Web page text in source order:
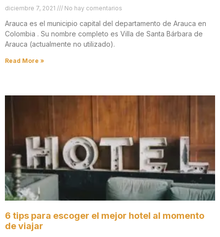
diciembre 7, 2021 No hay comentarios
Arauca es el municipio capital del departamento de Arauca en
Colombia . Su nombre completo es Villa de Santa Bárbara de
Arauca (actualmente no utilizado).
Read More »
6 tips para escoger el mejor hotel al momento
de viajar